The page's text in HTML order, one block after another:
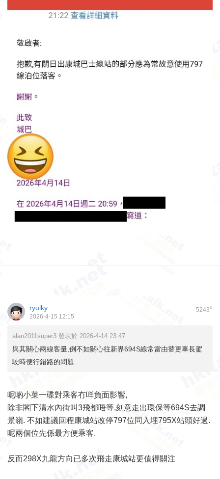
5243#
ryulky
2026-4-15 12:15
alan2011super3 發表於 2026-4-14 23:47
與其關心兩線客量,倒不如關心往新界694S線常當由替更車長駕
駛時便行錯路的問題:
呢啲小菜一碟對乘客冇咩負面影響,
除非閣下清水內街叫3飛都唔等,刻意走出環保等694S去調
景嶺. 不如建議回程康城站改停797位同入埋795X站頭好過.
呢兩個位先係最方便乘客.
反而298X九龍方向已多次飛走康城站更值得關注